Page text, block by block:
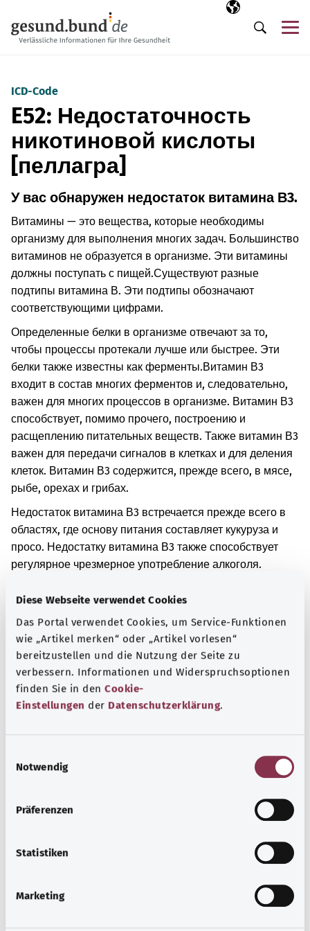
Diese Webseite verwendet Cookies
Das Portal verwendet Cookies, um Service-Funktionen
wie „Artikel merken“ oder „Artikel vorlesen“
bereitzustellen und die Nutzung der Seite zu
verbessern. Informationen und Widerspruchsoptionen
finden Sie in den Cookie-
Einstellungen der Datenschutzerklärung.
Notwendig
Präferenzen
Statistiken
Marketing
Выбранный
RU
Поиск
ICD-Code
E52: Недостаточность
никотиновой кислоты
[пеллагра]
У вас обнаружен недостаток витамина В3.
Витамины — это вещества, которые необходимы
организму для выполнения многих задач. Большинство
витаминов не образуется в организме. Эти витамины
должны поступать с пищей.Существуют разные
подтипы витамина В. Эти подтипы обозначают
соответствующими цифрами.
Определенные белки в организме отвечают за то,
чтобы процессы протекали лучше или быстрее. Эти
белки также известны как ферменты.Витамин В3
входит в состав многих ферментов и, следовательно,
важен для многих процессов в организме. Витамин В3
способствует, помимо прочего, построению и
расщеплению питательных веществ. Также витамин В3
важен для передачи сигналов в клетках и для деления
клеток. Витамин В3 содержится, прежде всего, в мясе,
рыбе, орехах и грибах.
Недостаток витамина В3 встречается прежде всего в
областях, где основу питания составляет кукуруза и
просо. Недостатку витамина В3 также способствует
регулярное чрезмерное употребление алкоголя.
появиться чувство слабости и проблемы с
пищеварением. Кроме того, кожа может выглядеть
темнее, чем обычно, и шелушиться. Также могут
снизиться умственные способности, такие как
мышление и концентрация.
Дополнительные обозначения
Указание
Предоставлено некоммерческой организацией Was
hab’ ich? GmbH по поручению Bundesministerium für
здравоохранения).